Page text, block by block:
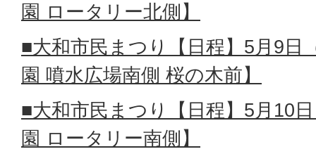
園 ロータリー北側】
■大和市民まつり【日程】5月9日
園 噴水広場南側 桜の木前】
■大和市民まつり【日程】5月10
園 ロータリー南側】